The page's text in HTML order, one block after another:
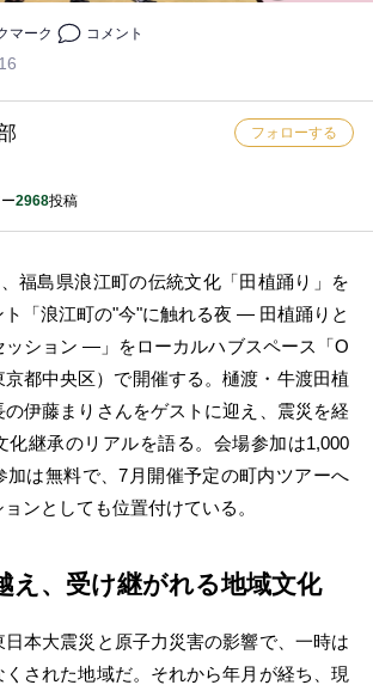
マーク コメント
2968投稿
フォローする
福島県浪江町の伝統文化「田植踊り」を
「浪江町の"今"に触れる夜 ― 田植踊りと
ッション ―」をローカルハブスペース「O
都中央区）で開催する。樋渡・牛渡田植
伊藤まりさんをゲストに迎え、震災を経
化継承のリアルを語る。会場参加は1,000
加は無料で、7月開催予定の町内ツアーへ
ンとしても位置付けている。
え、受け継がれる地域文化
本大震災と原子力災害の影響で、一時は
された地域だ。それから年月が経ち、現